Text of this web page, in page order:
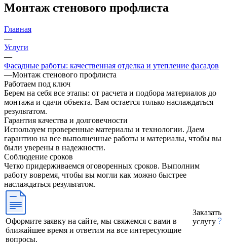
Монтаж стенового профлиста
Главная
—
Услуги
—
Фасадные работы: качественная отделка и утепление фасадов
—Монтаж стенового профлиста
Работаем под ключ
Берем на себя все этапы: от расчета и подбора материалов до
монтажа и сдачи объекта. Вам остается только наслаждаться
результатом.
Гарантия качества и долговечности
Используем проверенные материалы и технологии. Даем
гарантию на все выполненные работы и материалы, чтобы вы
были уверены в надежности.
Соблюдение сроков
Четко придерживаемся оговоренных сроков. Выполним
работу вовремя, чтобы вы могли как можно быстрее
наслаждаться результатом.
Оформите заявку на сайте, мы свяжемся с вами в
ближайшее время и ответим на все интересующие
вопросы.
Заказать
услугу